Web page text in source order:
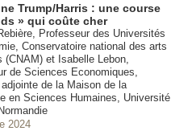
Trump/Harris : une course
» qui coûte cher
Professeur des Universités
Conservatoire national des arts
(CNAM) et Isabelle Lebon,
de Sciences Economiques,
de la Maison de la
en Sciences Humaines, Université
2024